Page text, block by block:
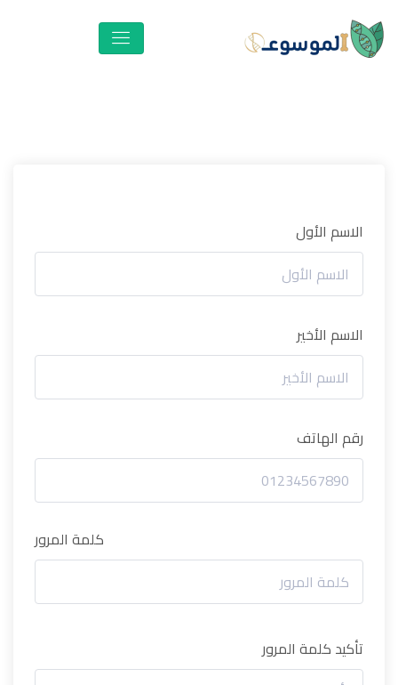
الاسم الأول
الاسم الأخير
رقم الهاتف
كلمة المرور
تأكيد كلمة المرور